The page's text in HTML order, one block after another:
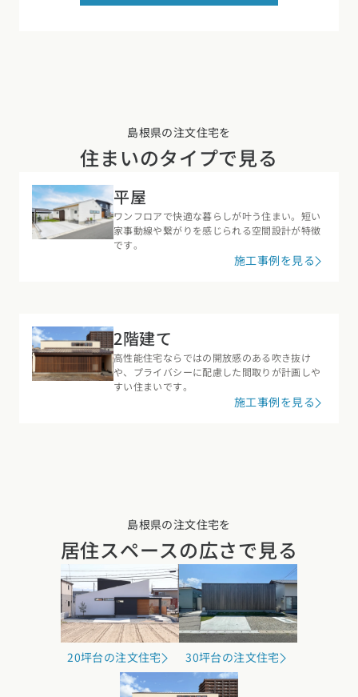
島根県の注文住宅を
住まいのタイプで見る
平屋
ワンフロアで快適な暮らしが叶う住まい。短い
家事動線や繋がりを感じられる空間設計が特徴
です。
施工事例を見る
2階建て
高性能住宅ならではの開放感のある吹き抜け
や、プライバシーに配慮した間取りが計画しや
すい住まいです。
施工事例を見る
島根県の注文住宅を
居住スペースの広さで見る
20坪台の注文住宅 30坪台の注文住宅